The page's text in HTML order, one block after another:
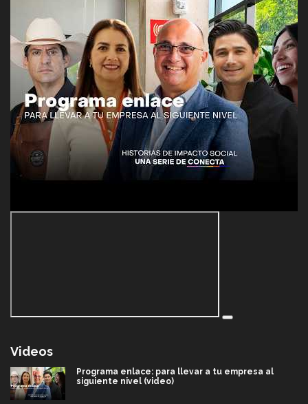
Videos
Programa enlace: para llevar a tu empresa al
siguiente nivel (video)